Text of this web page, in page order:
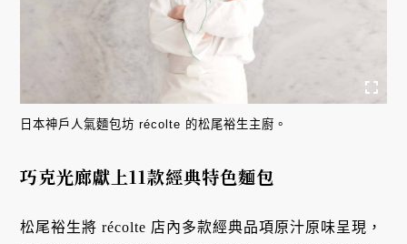
日本神戶人氣麵包坊 récolte 的松尾裕生主廚。
巧克光廊獻上11款經典特色麵包
松尾裕生將 récolte 店內多款經典品項原汁原味呈現，